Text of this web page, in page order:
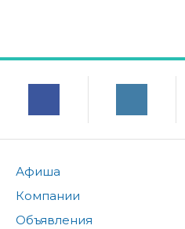
Афиша
Компании
Объявления